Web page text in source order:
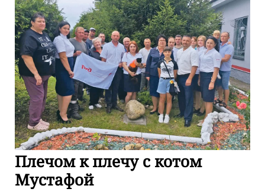
Плечом к плечу с котом
Мустафой